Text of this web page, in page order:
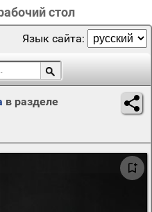
стол
Язык сайта:
в разделе